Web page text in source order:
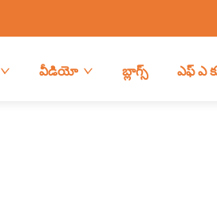
వీడియో బ్లాగ్స్ ఎఫ్ ఎ